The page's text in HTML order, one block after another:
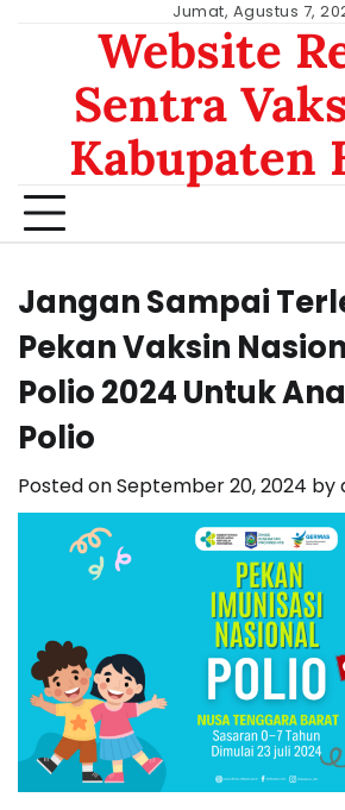
Jumat, Agustus 7,
Website
Sentra
Kabupaten
Jangan Sampai
Pekan Vaksin
Polio 2024 Untuk
Polio
Posted onSeptember 20, 2024 by